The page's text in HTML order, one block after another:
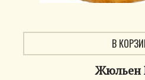
В
Жюльен